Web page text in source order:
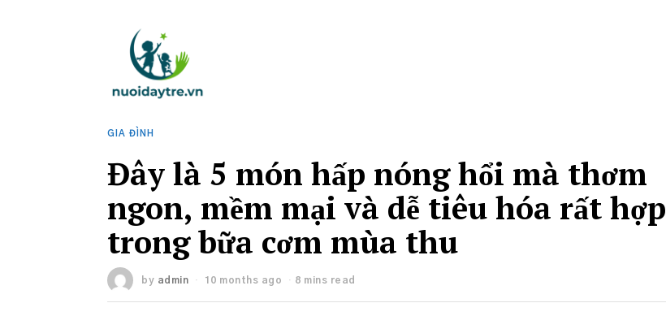
GIA ĐÌNH
Đây là 5 món hấp nóng hổi mà thơm
ngon, mềm mại và dễ tiêu hóa rất hợp
trong bữa cơm mùa thu
by admin 10 months ago 8 mins read